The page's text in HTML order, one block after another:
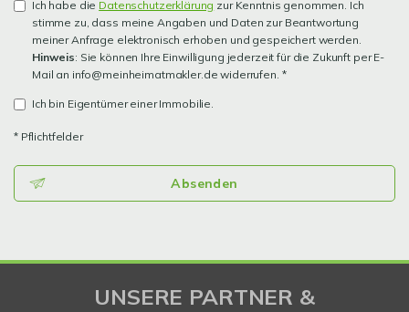
Ich habe die Datenschutzerklärung zur Kenntnis genommen. Ich
stimme zu, dass meine Angaben und Daten zur Beantwortung
meiner Anfrage elektronisch erhoben und gespeichert werden.
Hinweis: Sie können Ihre Einwilligung jederzeit für die Zukunft per E-
Mail an info@meinheimatmakler.de widerrufen. *
Ich bin Eigentümer einer Immobilie.
* Pflichtfelder
Absenden
UNSERE PARTNER &